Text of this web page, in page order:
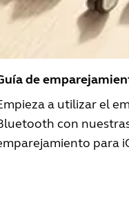
de
a utilizar el
con
para